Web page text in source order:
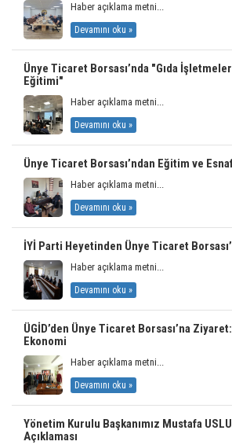
Haber açıklama metni...
Devamını oku »
Ünye Ticaret Borsası’nda "Gıda
Eğitimi"
Haber açıklama metni...
Devamını oku »
Ünye Ticaret Borsası’ndan Eğitim ve
Haber açıklama metni...
Devamını oku »
İYİ Parti Heyetinden Ünye Ticaret
Haber açıklama metni...
Devamını oku »
ÜGİD’den Ünye Ticaret Borsası’na
Ekonomi
Haber açıklama metni...
Devamını oku »
Yönetim Kurulu Başkanımız Mustafa
Açıklaması